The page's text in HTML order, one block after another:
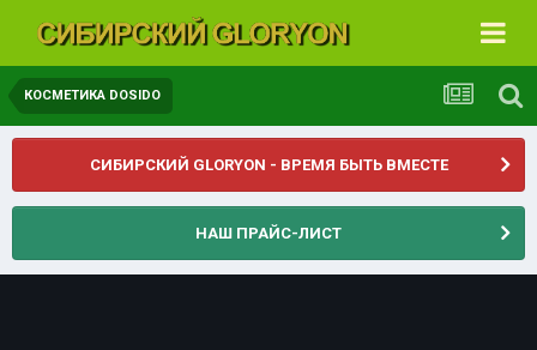
КОСМЕТИКА DOSIDO
СИБИРСКИЙ GLORYON - ВРЕМЯ БЫТЬ ВМЕСТЕ
НАШ ПРАЙС-ЛИСТ